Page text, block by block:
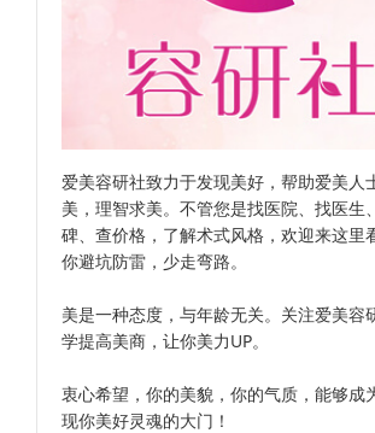
爱美容研社致力于发现美好，帮助爱美人
美，理智求美。不管您是找医院、找医生
碑、查价格，了解术式风格，欢迎来这里
你避坑防雷，少走弯路。
美是一种态度，与年龄无关。关注爱美容
学提高美商，让你美力UP。
衷心希望，你的美貌，你的气质，能够成
现你美好灵魂的大门！